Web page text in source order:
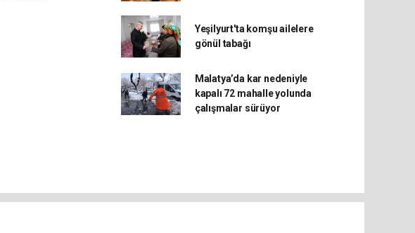
Yeşilyurt'ta komşu ailelere
gönül tabağı
Malatya’da kar nedeniyle
kapalı 72 mahalle yolunda
çalışmalar sürüyor